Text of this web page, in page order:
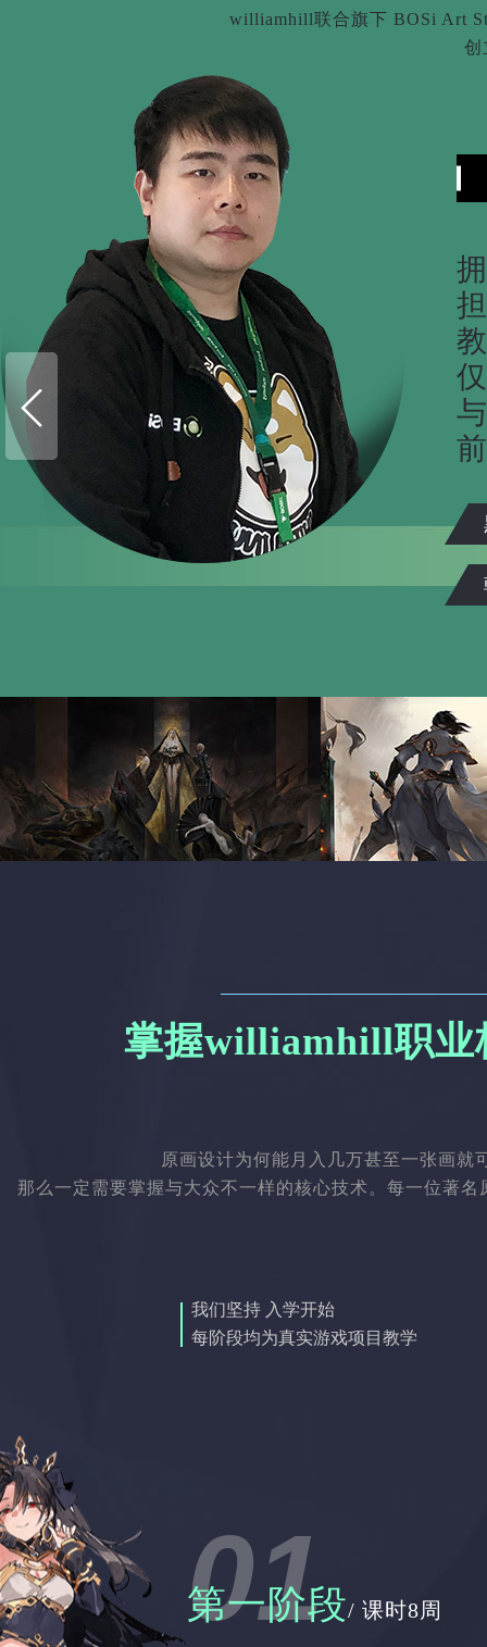
williamhill联合旗下 BOSi Art
创
掌握williamhill职业
原画设计为何能月入几万甚至一张画就
那么一定需要掌握与大众不一样的核心技术。每一位著
我们坚持 入学开始
每阶段均为真实游戏项目教学
01
第一阶段/ 课时8周